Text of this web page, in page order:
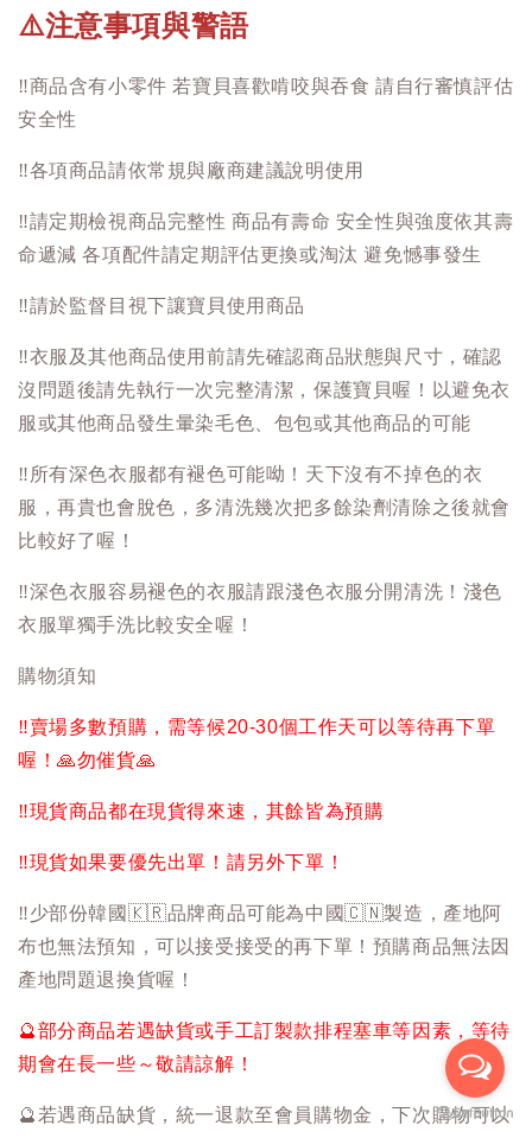
⚠️注意事項與警語
‼️商品含有小零件 若寶貝喜歡啃咬與吞食 請自行審慎評估
安全性
‼️各項商品請依常規與廠商建議說明使用
‼️請定期檢視商品完整性 商品有壽命 安全性與強度依其壽
命遞減 各項配件請定期評估更換或淘汰 避免憾事發生
‼️請於監督目視下讓寶貝使用商品
‼️衣服及其他商品使用前請先確認商品狀態與尺寸，確認
沒問題後請先執行一次完整清潔，保護寶貝喔！以避免衣
服或其他商品發生暈染毛色、包包或其他商品的可能
‼️ 所有深色衣服都有褪色可能呦！天下沒有不掉色的衣
服，再貴也會脫色，多清洗幾次把多餘染劑清除之後就會
比較好了喔！
‼️深色衣服容易褪色的衣服請跟淺色衣服分開清洗！淺色
衣服單獨手洗比較安全喔！
購物須知
‼️賣場多數預購，需等候20-30個工作天可以等待再下單
喔！🙏勿催貨🙏
‼️現貨商品都在現貨得來速，其餘皆為預購
‼️現貨如果要優先出單！請另外下單！
‼️少部份韓國 🇰🇷品牌商品可能為中國🇨🇳製造，產地阿
布也無法預知，可以接受接受的再下單！預購商品無法因
產地問題退換貨喔！
🔮部分商品若遇缺貨或手工訂製款排程塞車等因素，等待
期會在長一些～敬請諒解！
🔮 若遇商品缺貨，統一退款至會員購物金，下次購物可以